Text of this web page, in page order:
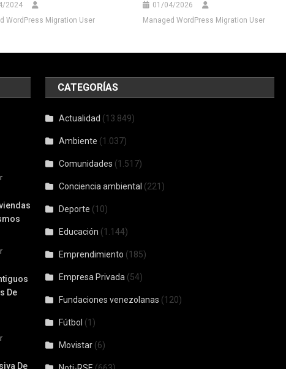
2024
WordPress Migration User
01/04/2026
Managed WordPress Migration User
De
De
CATEGORÍAS
Actualidad (13.849)
Ambiente (1.037)
Comunidades (1.517)
Conciencia ambiental (221)
Deporte (10)
Educación (1.144)
Emprendimiento (185)
Empresa Privada (54)
Fundaciones venezolanas (120)
Fútbol (1)
Movistar (6)